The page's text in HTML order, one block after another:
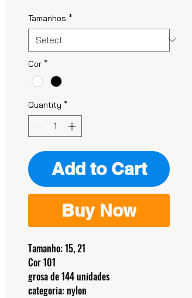
Tamanhos *
Cor *
Quantity *
Add to Cart
Buy Now
Tamanho: 15, 21
Cor 101
grosa de 144 unidades
categoria: nylon